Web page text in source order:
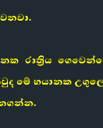
රාත්‍රිය
මේ භයානක